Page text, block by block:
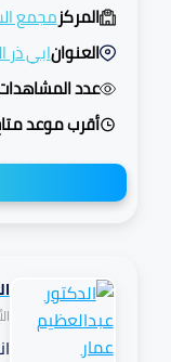
المركزمجمع
العنوانابي ذر
عدد
أقرب موعد